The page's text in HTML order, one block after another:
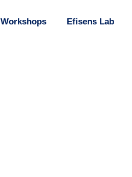
Workshops Efisens Lab